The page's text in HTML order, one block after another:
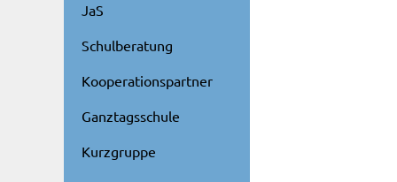
JaS
Schulberatung
Kooperationspartner
Ganztagsschule
Kurzgruppe